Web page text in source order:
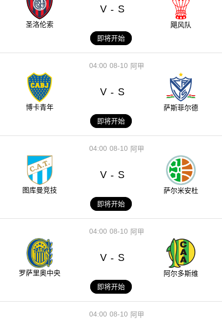
圣洛伦索
V - S
飓风队
即将开始
08-10
04:00 阿甲
博卡青年
V - S
萨斯菲尔德
即将开始
08-10
04:00 阿甲
图库曼竞技
V - S
萨尔米安杜
即将开始
08-10
04:00 阿甲
罗萨里奥中央
V - S
阿尔多斯维
即将开始
08-10
04:00 阿甲